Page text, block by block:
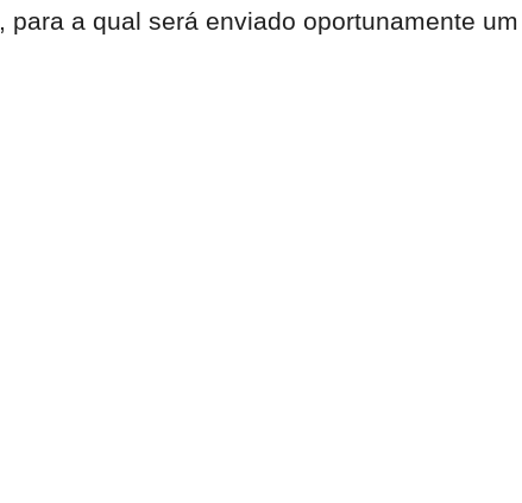
, para a qual será enviado oportunamente um